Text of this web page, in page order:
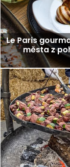
Le Paris
města z